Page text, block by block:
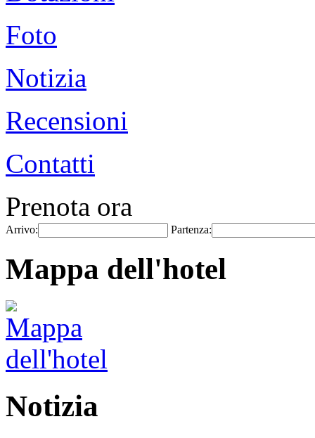
Foto
Notizia
Recensioni
Contatti
Prenota ora
Arrivo: Partenza:
Mappa dell'hotel
Notizia